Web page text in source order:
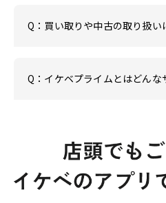
Q：買い取りや中古の取り扱い
Q：イケベプライムとはどんな